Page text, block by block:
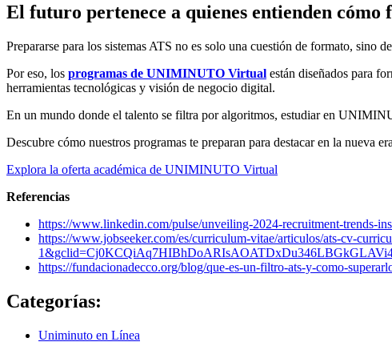
El futuro pertenece a quienes entienden
Prepararse para los sistemas ATS no es solo una cuestión de formato, sino
Por eso, los programas de UNIMINUTO Virtual están diseñados para
herramientas tecnológicas y visión de negocio digital.
En un mundo donde el talento se filtra por algoritmos, estudiar en
Descubre cómo nuestros programas te preparan para destacar en la nueva
Explora la oferta académica de UNIMINUTO Virtual
Referencias
https://www.linkedin.com/pulse/unveiling-2024-recruitment-trends-
https://www.jobseeker.com/es/curriculum-vitae/articulos/ats-cv-
https://fundacionadecco.org/blog/que-es-un-filtro-ats-y-como-
Categorías:
Uniminuto en Línea